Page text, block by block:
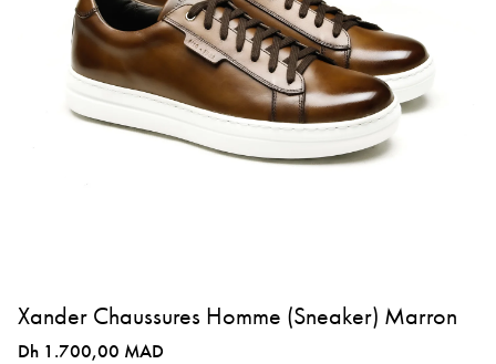
Xander Chaussures Homme (Sneaker) Marron
Dh 1.700,00 MAD